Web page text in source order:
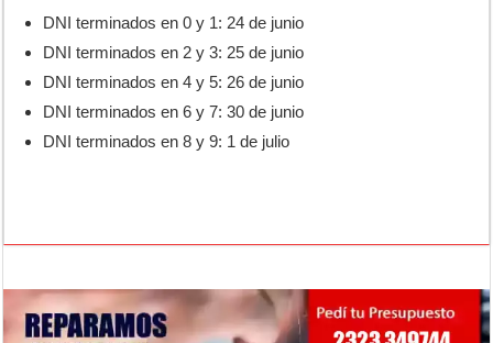
DNI terminados en 0 y 1: 24 de junio
DNI terminados en 2 y 3: 25 de junio
DNI terminados en 4 y 5: 26 de junio
DNI terminados en 6 y 7: 30 de junio
DNI terminados en 8 y 9: 1 de julio